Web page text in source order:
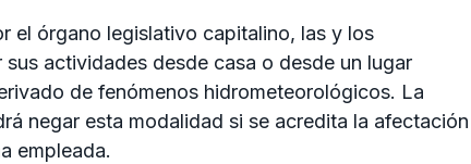
el órgano legislativo capitalino, las y los
actividades desde casa o desde un lugar
de fenómenos hidrometeorológicos. La
negar esta modalidad si se acredita la afectación
empleada.